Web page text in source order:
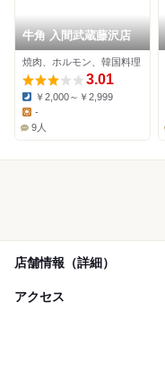
牛角 入間武蔵藤沢店
焼肉、ホルモン、韓国料理
3.01
Dinner:
￥2,000～￥2,999
Lunch:
-
9人
店舗情報（詳細）
アクセス